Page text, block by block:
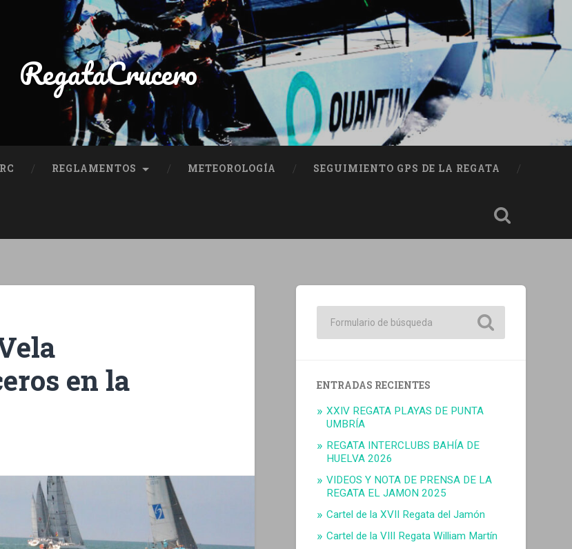
RegataCrucero
REGLAMENTOS METEOROLOGÍA SEGUIMIENTO GPS DE LA REGATA
en la
ENTRADAS RECIENTES
XXIV REGATA PLAYAS DE PUNTA
UMBRÍA
REGATA INTERCLUBS BAHÍA DE
HUELVA 2026
VIDEOS Y NOTA DE PRENSA DE LA
REGATA EL JAMON 2025
Cartel de la XVII Regata del Jamón
Cartel de la VIII Regata William Martín